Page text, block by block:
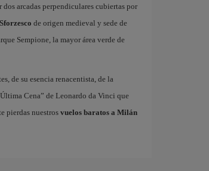
arcadas perpendiculares cubiertas por
de origen medieval y sede de
Sempione, la mayor área verde de
de su esencia renacentista, de la
Cena” de Leonardo da Vinci que
pierdas nuestros vuelos baratos a Milán